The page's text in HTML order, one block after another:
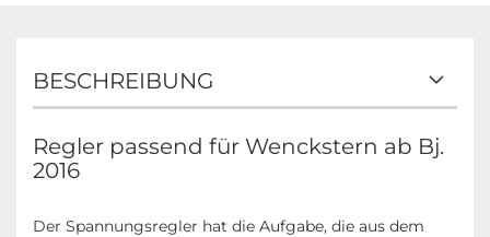
BESCHREIBUNG
Regler passend für Wenckstern ab Bj.
2016
Der Spannungsregler hat die Aufgabe, die aus dem